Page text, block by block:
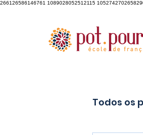
266126586146761 1089028052512115
Todos os